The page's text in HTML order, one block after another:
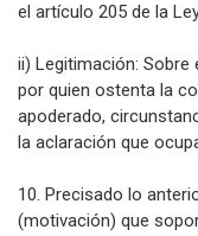
el artículo 205 de la
ii) Legitimación:
por quien ostenta la
apoderado,
la aclaración que
10. Precisado lo
(motivación) que